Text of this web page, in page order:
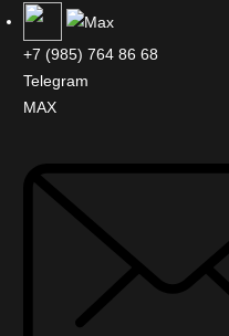
+7 (985) 764 86 68
Telegram
MAX